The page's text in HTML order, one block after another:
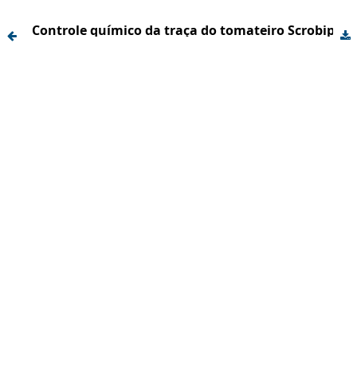
Controle químico da traça do tomateiro Scrobipapula absoluta (Meyrick, 1917) (Lepidoptera: Gelechiidae) no submédio São Francisco